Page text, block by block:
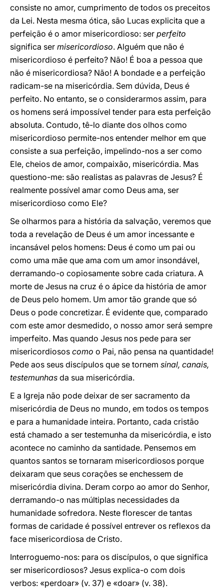
consiste no amor, cumprimento de todos os preceitos
da Lei. Nesta mesma ótica, são Lucas explicita que a
perfeição é o amor misericordioso: ser perfeito
significa ser misericordioso. Alguém que não é
misericordioso é perfeito? Não! É boa a pessoa que
não é misericordiosa? Não! A bondade e a perfeição
radicam-se na misericórdia. Sem dúvida, Deus é
perfeito. No entanto, se o considerarmos assim, para
os homens será impossível tender para esta perfeição
absoluta. Contudo, tê-lo diante dos olhos como
misericordioso permite-nos entender melhor em que
consiste a sua perfeição, impelindo-nos a ser como
Ele, cheios de amor, compaixão, misericórdia. Mas
questiono-me: são realistas as palavras de Jesus? É
realmente possível amar como Deus ama, ser
misericordioso como Ele?
Se olharmos para a história da salvação, veremos que
toda a revelação de Deus é um amor incessante e
incansável pelos homens: Deus é como um pai ou
como uma mãe que ama com um amor insondável,
derramando-o copiosamente sobre cada criatura. A
morte de Jesus na cruz é o ápice da história de amor
de Deus pelo homem. Um amor tão grande que só
Deus o pode concretizar. É evidente que, comparado
com este amor desmedido, o nosso amor será sempre
imperfeito. Mas quando Jesus nos pede para ser
misericordiosos como o Pai, não pensa na quantidade!
Pede aos seus discípulos que se tornem sinal, canais,
testemunhas da sua misericórdia.
E a Igreja não pode deixar de ser sacramento da
misericórdia de Deus no mundo, em todos os tempos
e para a humanidade inteira. Portanto, cada cristão
está chamado a ser testemunha da misericórdia, e isto
acontece no caminho da santidade. Pensemos em
quantos santos se tornaram misericordiosos porque
deixaram que seus corações se enchessem de
misericórdia divina. Deram corpo ao amor do Senhor,
derramando-o nas múltiplas necessidades da
humanidade sofredora. Neste florescer de tantas
formas de caridade é possível entrever os reflexos da
face misericordiosa de Cristo.
Interroguemo-nos: para os discípulos, o que significa
ser misericordiosos? Jesus explica-o com dois
verbos: «perdoar» (v. 37) e «doar» (v. 38).